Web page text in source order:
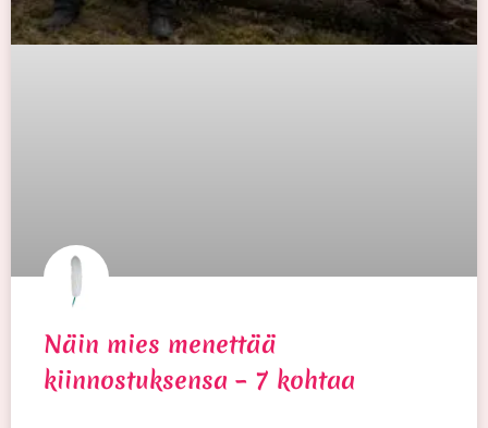
Näin mies menettää
kiinnostuksensa – 7 kohtaa